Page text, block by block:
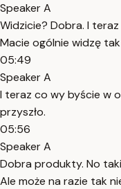
Speaker A
Widzicie? Dobra. I
Macie ogólnie widzę
05:49
Speaker A
I teraz co wy byście w
przyszło.
05:56
Speaker A
Dobra produkty. No
Ale może na razie tak